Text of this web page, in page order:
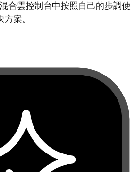
合雲控制台中按照自己的步調使
案。